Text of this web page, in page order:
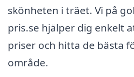
skönheten i träet. Vi på
pris.se hjälper dig enkelt
priser och hitta de bästa
område.